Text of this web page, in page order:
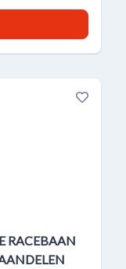
RACEBAAN